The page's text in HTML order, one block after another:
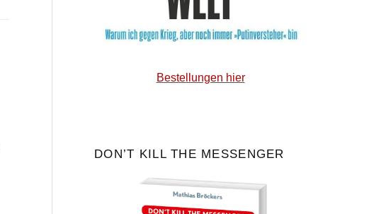
Bestellungen hier
DON’T KILL THE MESSENGER